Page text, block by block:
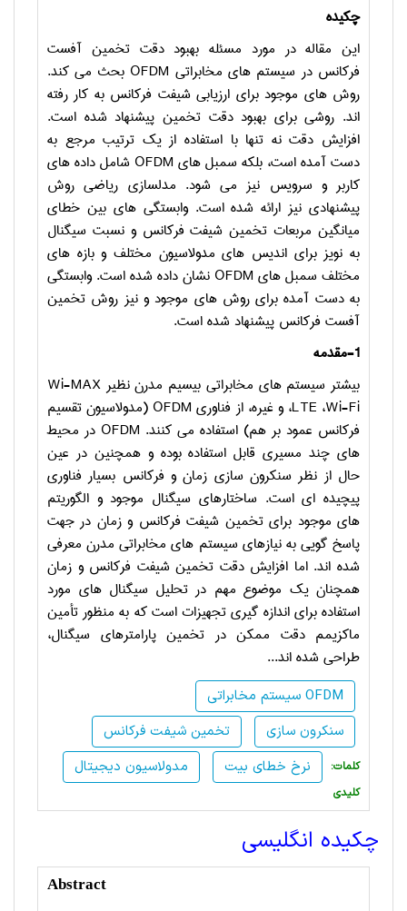
چکیده
این مقاله در مورد مسئله بهبود دقت تخمین آفست
فرکانس در سیستم های مخابراتی OFDM بحث می کند.
روش های موجود برای ارزیابی شیفت فرکانس به کار رفته
اند. روشی برای بهبود دقت تخمین پیشنهاد شده است.
افزایش دقت نه تنها با استفاده از یک ترتیب مرجع به
دست آمده است، بلکه سمبل های OFDM شامل داده های
کاربر و سرویس نیز می شود. مدلسازی ریاضی روش
پیشنهادی نیز ارائه شده است. وابستگی های بین خطای
میانگین مربعات تخمین شیفت فرکانس و نسبت سیگنال
به نویز برای اندیس های مدولاسیون مختلف و بازه های
مختلف سمبل های OFDM نشان داده شده است. وابستگی
به دست آمده برای روش های موجود و نیز روش تخمین
آفست فرکانس پیشنهاد شده است.
1-مقدمه
بیشتر سیستم های مخابراتی بیسیم مدرن نظیرWi-MAX
،LTE ،Wi-Fiو غیره، از فناوری OFDM (مدولاسیون تقسیم
فرکانس عمود بر هم) استفاده می کنند. OFDM در محیط
های چند مسیری قابل استفاده بوده و همچنین در عین
حال از نظر سنکرون سازی زمان و فرکانس بسیار فناوری
پیچیده ای است. ساختارهای سیگنال موجود و الگوریتم
های موجود برای تخمین شیفت فرکانس و زمان در جهت
پاسخ گویی به نیازهای سیستم های مخابراتی مدرن معرفی
شده اند. اما افزایش دقت تخمین شیفت فرکانس و زمان
همچنان یک موضوع مهم در تحلیل سیگنال های مورد
استفاده برای اندازه گیری تجهیزات است که به منظور تأمین
ماکزیمم دقت ممکن در تخمین پارامترهای سیگنال،
طراحی شده اند...
سیستم مخابراتی OFDM
تخمین شیفت فرکانس
سنکرون سازی
مدولاسیون دیجیتال
نرخ خطای بیت
:کلمات
کلیدی
چکیده انگلیسی
Abstract